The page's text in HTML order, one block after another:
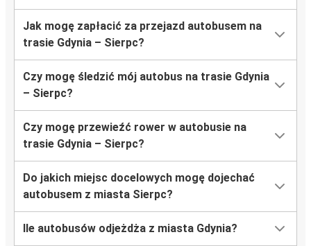
Jak mogę zapłacić za przejazd autobusem na
trasie Gdynia – Sierpc?
Czy mogę śledzić mój autobus na trasie Gdynia
– Sierpc?
Czy mogę przewieźć rower w autobusie na
trasie Gdynia – Sierpc?
Do jakich miejsc docelowych mogę dojechać
autobusem z miasta Sierpc?
Ile autobusów odjeżdża z miasta Gdynia?